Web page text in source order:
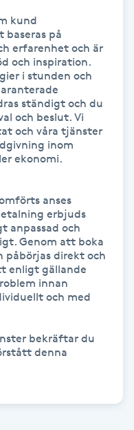
kund
baseras på
erfarenhet och är
och inspiration.
i stunden och
ständigt och du
och beslut. Vi
och våra tjänster
inom
ekonomi.
anses
erbjuds
anpassad och
Genom att boka
påbörjas direkt och
enligt gällande
innan
och med
bekräftar du
denna